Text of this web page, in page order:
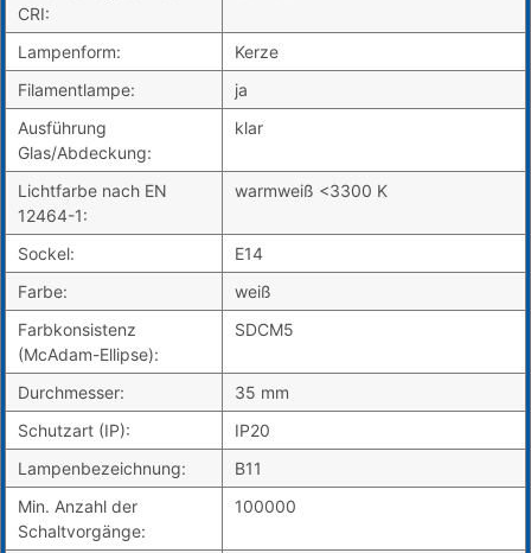
CRI:
Lampenform:
Kerze
Filamentlampe:
ja
Ausführung
Glas/Abdeckung:
klar
Lichtfarbe nach EN
12464-1:
warmweiß <3300 K
Sockel:
E14
Farbe:
weiß
Farbkonsistenz
(McAdam-Ellipse):
SDCM5
Durchmesser:
35 mm
Schutzart (IP):
IP20
Lampenbezeichnung:
B11
Min. Anzahl der
Schaltvorgänge:
100000